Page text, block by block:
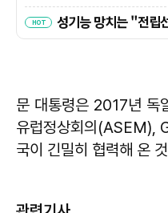
문 대통령은 2017년 독
유럽정상회의(ASEM),
국이 긴밀히 협력해 온